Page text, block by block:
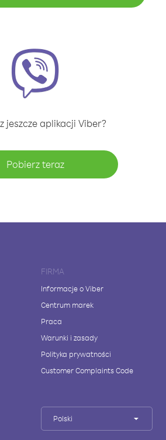
jeszcze aplikacji Viber?
Pobierz teraz
FIRMA
Informacje o Viber
Centrum marek
Praca
Warunki i zasady
Polityka prywatności
Customer Complaints Code
Polski